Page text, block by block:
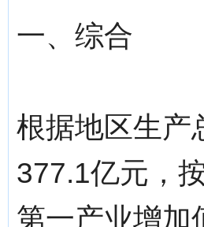
一、综合
根据地区生产
377.1亿元，
第一产业增加